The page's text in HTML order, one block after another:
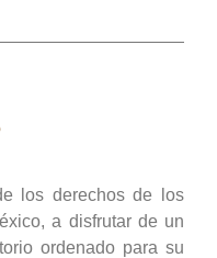
los derechos de los
a disfrutar de un
ordenado para su